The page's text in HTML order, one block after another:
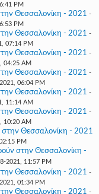
PM
Θεσσαλονίκη - 2021 -
PM
Θεσσαλονίκη - 2021 -
07:14 PM
Θεσσαλονίκη - 2021 -
04:25 AM
Θεσσαλονίκη - 2021 -
06:04 PM
Θεσσαλονίκη - 2021 -
11:14 AM
Θεσσαλονίκη - 2021 -
10:20 AM
στην Θεσσαλονίκη - 2021
PM
στην Θεσσαλονίκη -
2021, 11:57 PM
Θεσσαλονίκη - 2021 -
01:34 PM
Θεσσαλονίκη - 2021 -